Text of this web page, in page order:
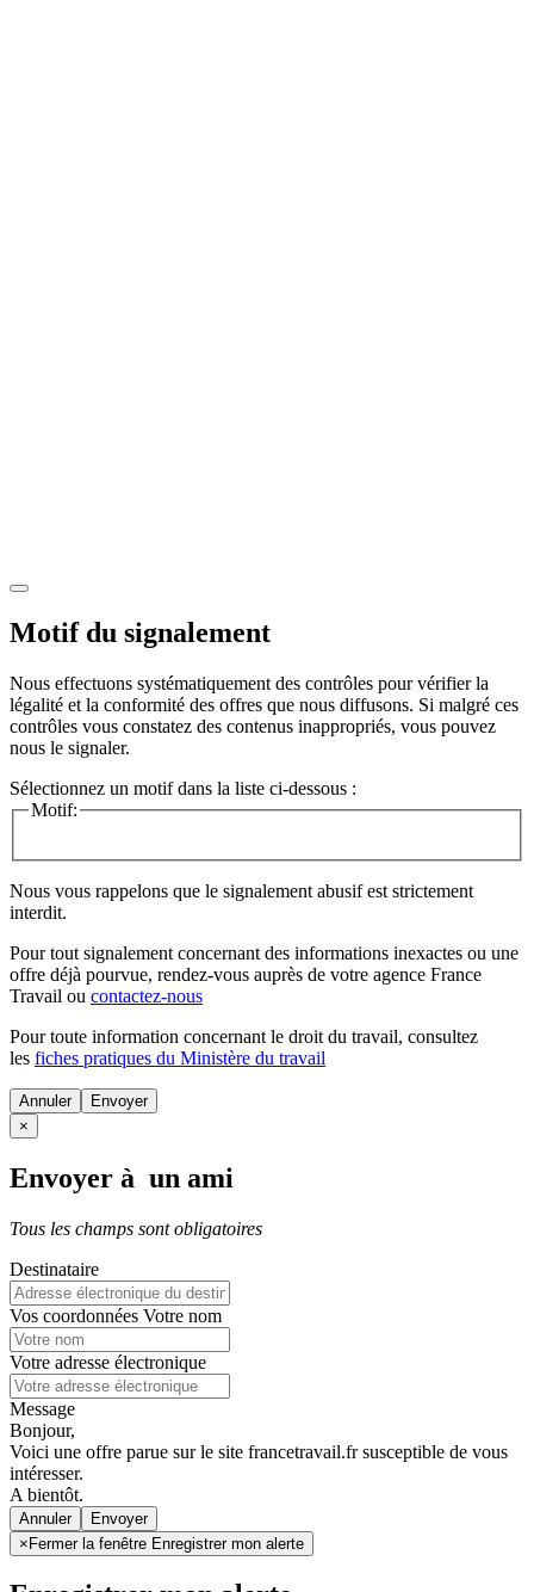
Motif du signalement
Nous effectuons systématiquement des contrôles pour vérifier la
légalité et la conformité des offres que nous diffusons. Si malgré ces
contrôles vous constatez des contenus inappropriés, vous pouvez
nous le signaler.
Sélectionnez un motif dans la liste ci-dessous :
Motif:
Nous vous rappelons que le signalement abusif est strictement
interdit.
Pour tout signalement concernant des informations inexactes ou une
offre déjà pourvue, rendez-vous auprès de votre agence France
Travail ou contactez-nous
Pour toute information concernant le droit du travail, consultez
les fiches pratiques du Ministère du travail
Annuler
×
Envoyer à un ami
Tous les champs sont obligatoires
Destinataire
Vos coordonnées Votre nom
Votre adresse électronique
Message
Bonjour,
Voici une offre parue sur le site francetravail.fr susceptible de vous
intéresser.
A bientôt.
Annuler
×Fermer la fenêtre Enregistrer mon alerte